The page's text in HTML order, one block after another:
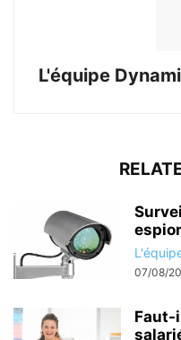
L'équipe
07/08/
Faut-